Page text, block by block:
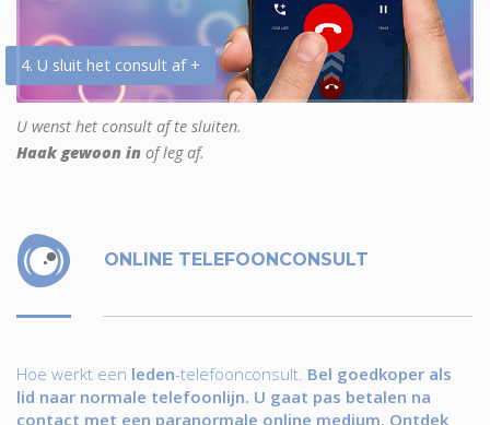
4. U sluit het consult af +
U wenst het consult af te sluiten.
Haak gewoon in of leg af.
ONLINE TELEFOONCONSULT
Hoe werkt een leden-telefoonconsult. Bel goedkoper als
lid naar normale telefoonlijn. U gaat pas betalen na
contact met een paranormale online medium. Ontdek